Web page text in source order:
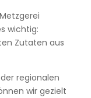
wichtig:
Zutaten aus
regionalen
wir gezielt